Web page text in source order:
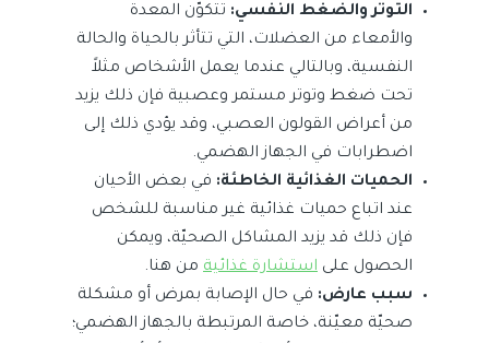
التوتر والضغط النفسي: تتكوّن المعدة
والأمعاء من العضلات، التي تتأثر بالحياة والحالة
النفسية، وبالتالي عندما يعمل الأشخاص مثلاً
تحت ضغط وتوتر مستمر وعصبية فإن ذلك يزيد
من أعراض القولون العصبي، وقد يؤدي ذلك إلى
اضطرابات في الجهاز الهضمي.
الحميات الغذائية الخاطئة: في بعض الأحيان
عند اتباع حميات غذائية غير مناسبة للشخص
فإن ذلك قد يزيد المشاكل الصحيّة، ويمكن
الحصول على استشارة غذائية من هنا.
سبب عارض: في حال الإصابة بمرض أو مشكلة
صحيّة معيّنة، خاصة المرتبطة بالجهاز الهضمي؛